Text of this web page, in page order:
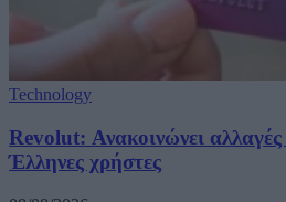
Technology
Revolut: Ανακοινώνει αλλαγές
Έλληνες χρήστες